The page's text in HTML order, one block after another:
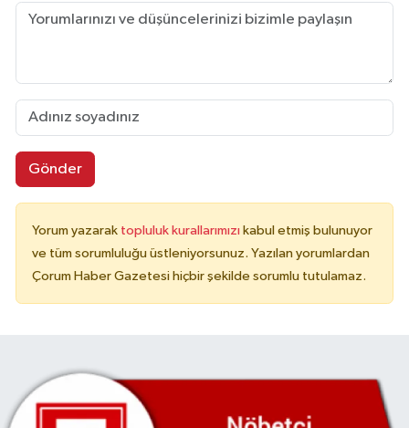
Gönder
Yorum yazarak topluluk kurallarımızı kabul etmiş bulunuyor
ve tüm sorumluluğu üstleniyorsunuz. Yazılan yorumlardan
Çorum Haber Gazetesi hiçbir şekilde sorumlu tutulamaz.